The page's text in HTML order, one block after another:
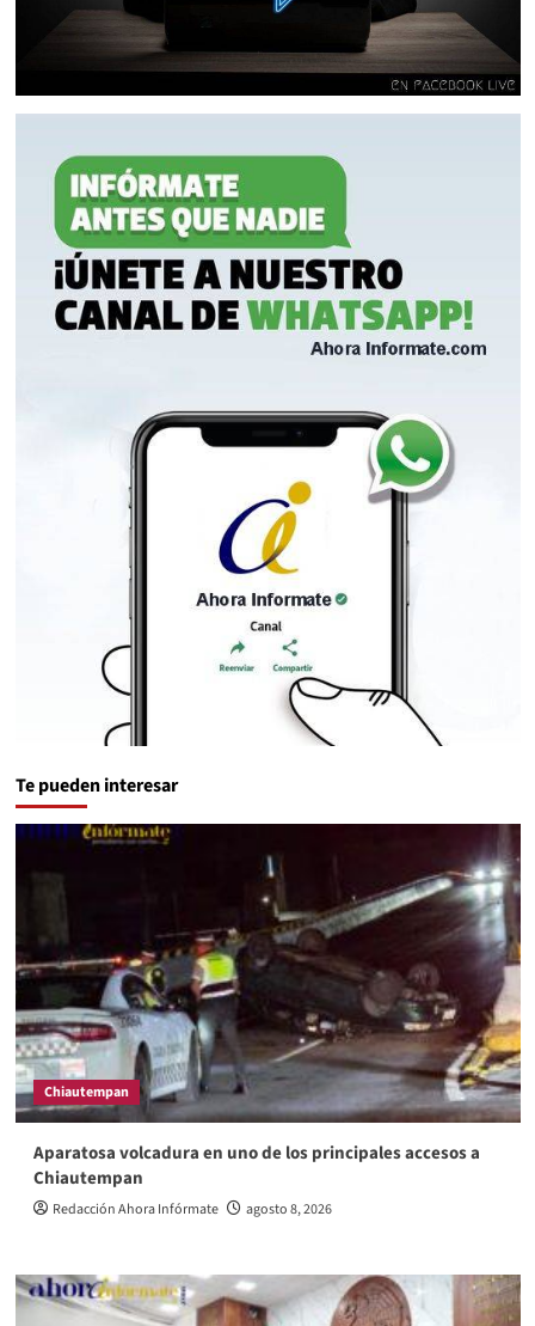
Te pueden interesar
Chiautempan
Aparatosa volcadura en uno de los principales accesos a
Chiautempan
Redacción Ahora Infórmate agosto 8, 2026